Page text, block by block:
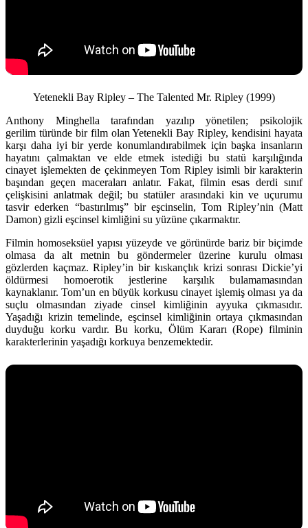
Yetenekli Bay Ripley – The Talented Mr. Ripley (1999)
Anthony Minghella tarafından yazılıp yönetilen; psikolojik
gerilim türünde bir film olan Yetenekli Bay Ripley, kendisini hayata
karşı daha iyi bir yerde konumlandırabilmek için başka insanların
hayatını çalmaktan ve elde etmek istediği bu statü karşılığında
cinayet işlemekten de çekinmeyen Tom Ripley isimli bir karakterin
başından geçen maceraları anlatır. Fakat, filmin esas derdi sınıf
çelişkisini anlatmak değil; bu statüler arasındaki kin ve uçurumu
tasvir ederken “bastırılmış” bir eşcinselin, Tom Ripley’nin (Matt
Damon) gizli eşcinsel kimliğini su yüzüne çıkarmaktır.
Filmin homoseksüel yapısı yüzeyde ve görünürde bariz bir biçimde
olmasa da alt metnin bu göndermeler üzerine kurulu olması
gözlerden kaçmaz. Ripley’in bir kıskançlık krizi sonrası Dickie’yi
öldürmesi homoerotik jestlerine karşılık bulamamasından
kaynaklanır. Tom’un en büyük korkusu cinayet işlemiş olması ya da
suçlu olmasından ziyade cinsel kimliğinin ayyuka çıkmasıdır.
Yaşadığı krizin temelinde, eşcinsel kimliğinin ortaya çıkmasından
duyduğu korku vardır. Bu korku, Ölüm Kararı (Rope) filminin
karakterlerinin yaşadığı korkuya benzemektedir.